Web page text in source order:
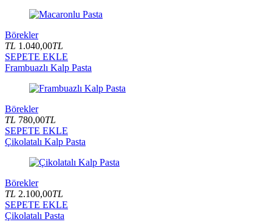
Börekler
TL 1.040,00TL
SEPETE EKLE
Frambuazlı Kalp Pasta
Börekler
TL 780,00TL
SEPETE EKLE
Çikolatalı Kalp Pasta
Börekler
TL 2.100,00TL
SEPETE EKLE
Çikolatalı Pasta